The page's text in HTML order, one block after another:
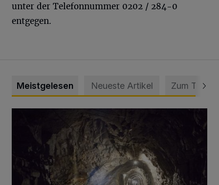
unter der Telefonnummer 0202 / 284-0
entgegen.
Meistgelesen Neueste Artikel Zum Thema